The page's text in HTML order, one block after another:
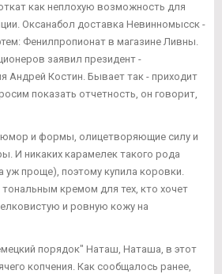
как неплохую возможность для
Оксанабол доставка Невинномысск -
Фенилпропионат в магазине Ливны.
заявил президент -
Андрей Костин. Бывает так - приходит
показать отчетность, он говорит,
юмор и формы, олицетворяющие силу и
И никаких карамелек такого рода
уж проще), поэтому купила коровки.
кремом для тех, кто хочет
и ровную кожу на
порядок" Наташ, Наташа, в этот
копчения. Как сообщалось ранее,